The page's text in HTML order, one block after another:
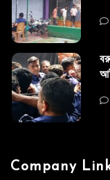
Company